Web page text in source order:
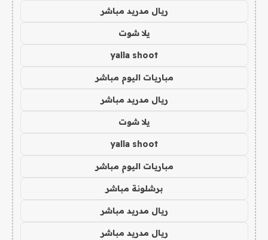
ريال مدريد مباشر
يلا شوت
yalla shoot
مباريات اليوم مباشر
ريال مدريد مباشر
يلا شوت
yalla shoot
مباريات اليوم مباشر
برشلونة مباشر
ريال مدريد مباشر
ريال مدريد مباشر